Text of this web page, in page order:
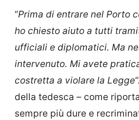
“Prima di entrare nel Porto
ho chiesto aiuto a tutti
ufficiali e diplomatici. Ma
intervenuto. Mi avete
costretta a violare la Legge
della tedesca – come
sempre più dure e